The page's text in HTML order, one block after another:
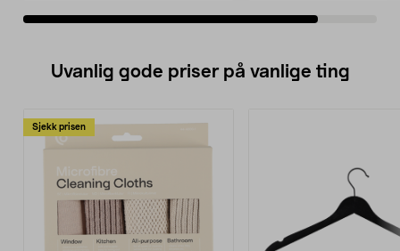
Uvanlig gode priser på vanlige ting
Sjekk prisen